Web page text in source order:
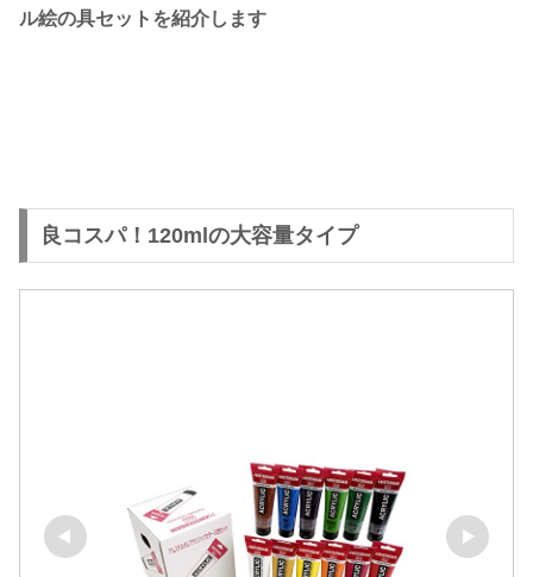
ル絵の具セットを紹介します
良コスパ！120mlの大容量タイプ